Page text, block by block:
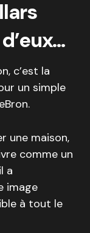
c’est la
un simple
une maison,
comme un
a
image
à tout le